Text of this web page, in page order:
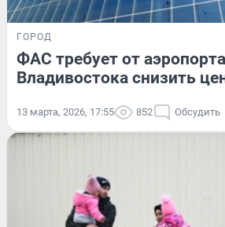
ГОРОД
ФАС требует от аэропорта
Владивостока снизить
13 марта, 2026, 17:55 852 Обсудить